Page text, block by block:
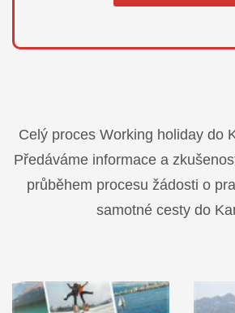
Celý proces Working holiday do
Předáváme informace a
průběhem procesu žádosti o
samotné cesty do